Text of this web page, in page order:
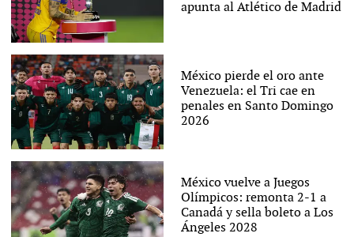
apunta al Atlético de Madrid
México pierde el oro ante
Venezuela: el Tri cae en
penales en Santo Domingo
2026
México vuelve a Juegos
Olímpicos: remonta 2-1 a
Canadá y sella boleto a Los
Ángeles 2028